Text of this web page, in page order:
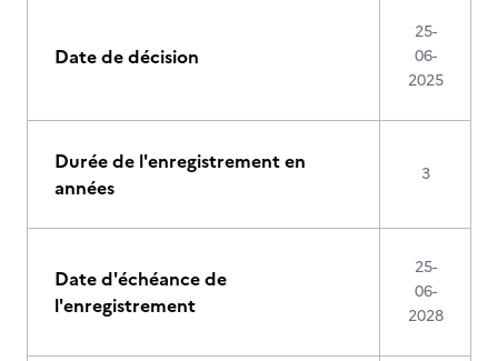
Date de décision
25-
06-
2025
Durée de l'enregistrement en
années
3
Date d'échéance de
l'enregistrement
25-
06-
2028